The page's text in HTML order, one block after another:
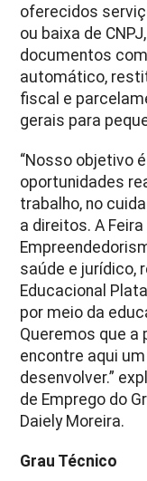
oferecidos
ou baixa de
documentos
automático,
fiscal e
gerais para
“Nosso objetivo
oportunidades
trabalho, no
a direitos. A
saúde e jurídico,
Educacional
por meio da
Queremos que a
encontre aqui
desenvolver.”
de Emprego do
Daiely Moreira.
Grau Técnico